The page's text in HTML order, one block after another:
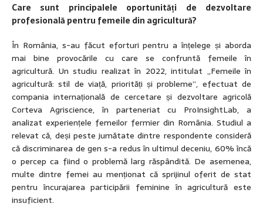
Care sunt principalele oportunități de dezvoltare
profesională pentru femeile din agricultură?
În România, s-au făcut eforturi pentru a înțelege și aborda
mai bine provocările cu care se confruntă femeile în
agricultură. Un studiu realizat în 2022, intitulat „Femeile în
agricultură: stil de viață, priorități și probleme”, efectuat de
compania internațională de cercetare și dezvoltare agricolă
Corteva Agriscience, în parteneriat cu ProInsightLab, a
analizat experiențele femeilor fermier din România. Studiul a
relevat că, deși peste jumătate dintre respondente consideră
că discriminarea de gen s-a redus în ultimul deceniu, 60% încă
o percep ca fiind o problemă larg răspândită. De asemenea,
multe dintre femei au menționat că sprijinul oferit de stat
pentru încurajarea participării feminine în agricultură este
insuficient.